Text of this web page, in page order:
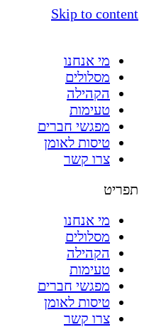
Skip to content
מי אנחנו
מסלולים
הקהילה
טעימות
מפגשי חברים
טיסות לאומן
צרו קשר
תפריט
מי אנחנו
מסלולים
הקהילה
טעימות
מפגשי חברים
טיסות לאומן
צרו קשר